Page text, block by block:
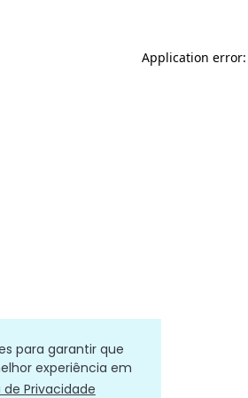
para garantir que
experiência em
Privacidade
Application